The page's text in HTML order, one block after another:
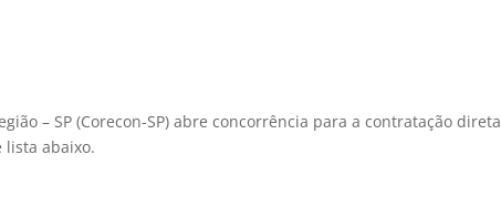
– SP (Corecon-SP) abre concorrência para a contratação
lista abaixo.